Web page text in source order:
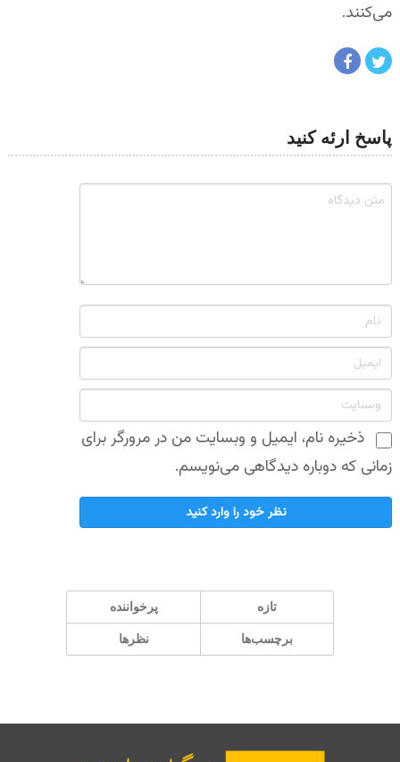
می‌کنند.
پاسخ ارئه کنید
ذخیره نام، ایمیل و وبسایت من در مرورگر برای
زمانی که دوباره دیدگاهی می‌نویسم.
پر‌خواننده تازه
نظرها برچسب‌ها